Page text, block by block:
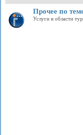
Прочее по
Услуги в области